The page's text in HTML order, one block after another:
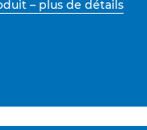
– plus de détails